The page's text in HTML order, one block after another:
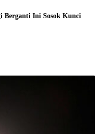
Berganti Ini Sosok Kunci